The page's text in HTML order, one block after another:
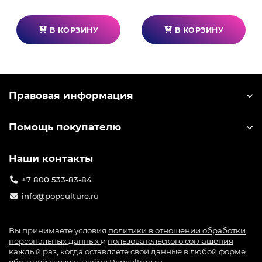
переключатель руля направления (управляется
поворотом джойстика).
оружием TWCS
направляющих рельсов с 80мм ходом для
рычага управления.
5 (+3) осей: 1 рычаг управления (16 бит = 65635
переключатель руля направления + 1 поворотная
руля направления TFRP (1024 значений на оси).
14 функциональных кнопок + 8позиционный
В КОРЗИНУ В КОРЗИНУ
Правовая информация
Помощь покупателю
Наши контакты
+7 800 533-83-84
info@popculture.ru
Вы принимаете условия политики в отношении обработки
персональных данных и пользовательского соглашения
каждый раз, когда оставляете свои данные в любой форме